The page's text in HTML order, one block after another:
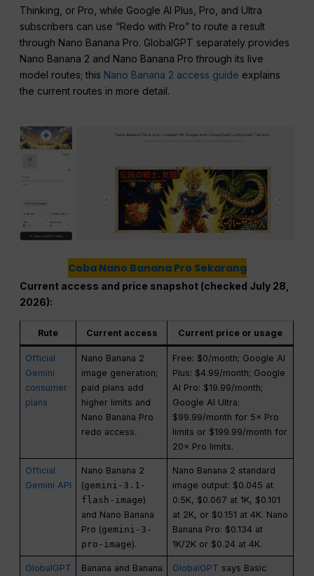
Thinking, or Pro, while Google AI Plus, Pro, and Ultra
subscribers can use “Redo with Pro” to route a result
through Nano Banana Pro. GlobalGPT separately provides
Nano Banana 2 and Nano Banana Pro through its live
model routes; this Nano Banana 2 access guide explains
the current routes in more detail.
Coba Nano Banana Pro Sekarang
Current access and price snapshot (checked July 28,
2026):
Rute Current access Current price or usage
Official
Gemini
consumer
plans
Nano Banana 2
image generation;
paid plans add
higher limits and
Nano Banana Pro
redo access.
Free: $0/month; Google AI
Plus: $4.99/month; Google
AI Pro: $19.99/month;
Google AI Ultra:
$99.99/month for 5× Pro
limits or $199.99/month for
20× Pro limits.
Official
Gemini API
Nano Banana 2
(gemini-3.1-
flash-image)
and Nano Banana
Pro (gemini-3-
pro-image).
Nano Banana 2 standard
image output: $0.045 at
0.5K, $0.067 at 1K, $0.101
at 2K, or $0.151 at 4K. Nano
Banana Pro: $0.134 at
1K/2K or $0.24 at 4K.
GlobalGPT
Banana and Banana
GlobalGPT says Basic